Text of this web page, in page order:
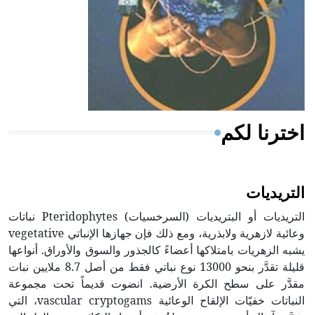
- هل تعلم أن المرجان إفراز حيواني يتكون في البحر ويتركب
من مادة كربونات الكلسيوم، وهو أحمر أو شديد الحمرة وهو
أجود أنواعه، ويمتاز بكبر الحجم ويسمى الش
اخترنا لكم
التريديات
التريديات أو البتريديات (السرخسيات) Pteridophytes نباتات
وعائية لازهرية ولابذرية، ومع ذلك فإن جهازها الإنباتي vegetative
يشبه الزهريات بامتلاكها أعضاءً كالجذور والسوق والأوراق. أنواعها
قليلة تقدَّر بنحو 13000 نوع نباتي فقط من أصل 8.7 ملايين نبات
مقدَّر على سطح الكرة الأرضية. انضوت قديماً تحت مجموعة
النباتات خفيّات الإلقاح الوعائية vascular cryptogams، التي